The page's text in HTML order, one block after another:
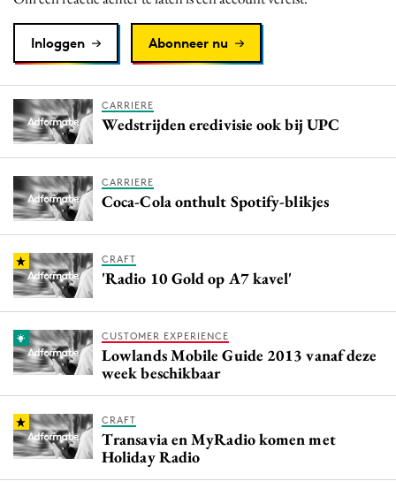
Reputatie & crisis
Inloggen Abonneer nu
CARRIERE
Wedstrijden eredivisie ook bij UPC
CARRIERE
Coca-Cola onthult Spotify-blikjes
CRAFT
'Radio 10 Gold op A7 kavel'
CUSTOMER EXPERIENCE
Lowlands Mobile Guide 2013 vanaf deze
week beschikbaar
CRAFT
Transavia en MyRadio komen met
Holiday Radio